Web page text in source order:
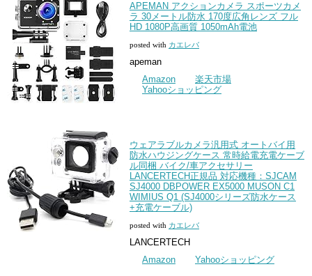
APEMAN アクションカメラ スポーツカメ
ラ 30メートル防水 170度広角レンズ フル
HD 1080P高画質 1050mAh電池
posted with カエレバ
apeman
Amazon
楽天市場
Yahooショッピング
ウェアラブルカメラ汎用式 オートバイ用
防水ハウジングケース 常時給電充電ケーブ
ル同梱 バイク/車アクセサリー
LANCERTECH正規品 対応機種：SJCAM
SJ4000 DBPOWER EX5000 MUSON C1
WIMIUS Q1 (SJ4000シリーズ防水ケース
+充電ケーブル)
posted with カエレバ
LANCERTECH
Amazon
Yahooショッピング